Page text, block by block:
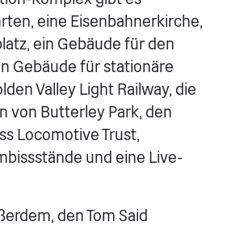
eine Eisenbahnerkirche,
ein Gebäude für den
Gebäude für stationäre
Valley Light Railway, die
von Butterley Park, den
Locomotive Trust,
und eine Live-
den Tom Said